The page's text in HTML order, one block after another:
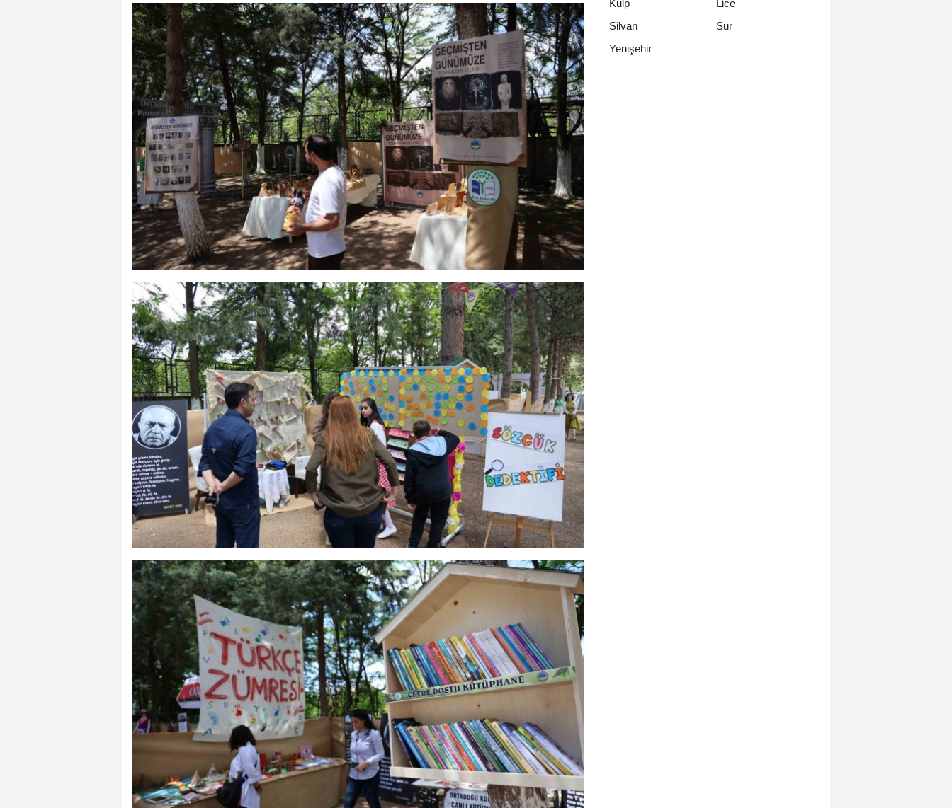
Kulp
Lice
Silvan
Sur
Yenişehir